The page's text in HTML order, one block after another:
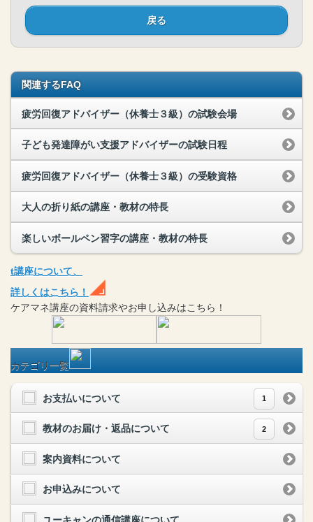
戻る
関連するFAQ
疲労回復アドバイザー（休養士３級）の試験会場
子ども発達障がい支援アドバイザーの試験日程
疲労回復アドバイザー（休養士３級）の受験資格
大人の折り紙の講座・教材の特長
楽しいボールペン習字の講座・教材の特長
t講座について、
詳しくはこちら！
ケアマネ講座の資料請求やお申し込みはこちら！
カテゴリ一覧
お支払いについて 1
教材のお届け・返品について 2
案内資料について
お申込みについて